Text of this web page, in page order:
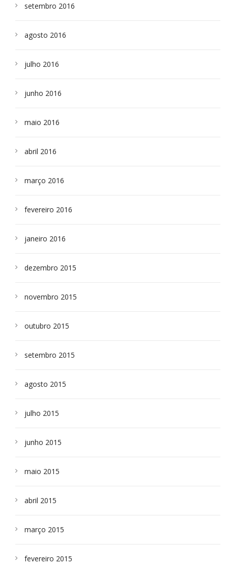
setembro 2016
agosto 2016
julho 2016
junho 2016
maio 2016
abril 2016
março 2016
fevereiro 2016
janeiro 2016
dezembro 2015
novembro 2015
outubro 2015
setembro 2015
agosto 2015
julho 2015
junho 2015
maio 2015
abril 2015
março 2015
fevereiro 2015